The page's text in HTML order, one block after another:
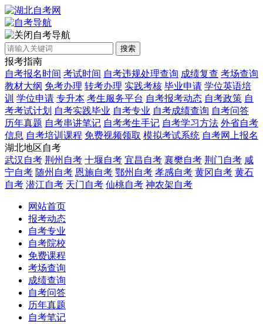
自考导航
搜索
报考指南
自考报名时间 考试时间 自考违规处理查询 成绩复查 考场查询
教材大纲 免考办理 转考办理 实践考核 毕业申请 学位英语培
训 学位申请 专升本 考生服务平台 自考报考动态 自考政策 自
考考试计划 自考实践毕业 自考专业 自考成绩查询 自考问答
历年真题 自考串讲笔记 自考考生手记 自考学习方法 外省自考
信息 自考培训课程 免费视频领取 模拟考试系统 自考网上报名
湖北地区自考
武汉自考 荆州自考 十堰自考 宜昌自考 襄樊自考 荆门自考 咸
宁自考 随州自考 恩施自考 鄂州自考 孝感自考 黄冈自考 黄石
自考 潜江自考 天门自考 仙桃自考 神农架自考
网站首页
报考动态
自考专业
自考院校
免费课程
考场查询
成绩查询
自考问答
历年真题
自考笔记